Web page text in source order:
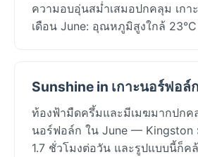
ความอบอุ่นสม่ำเสมอปกคลุม เกา
เดือน June: อุณหภูมิสูงใกล้
Sunshine in เกาะนอร์ฟอล์
ท้องฟ้ามืดครึ้มและมีเมฆมากปกค
นอร์ฟอล์ก ใน June — Kingston
1.7 ชั่วโมงต่อวัน และรูปแบบนี้ก็ค